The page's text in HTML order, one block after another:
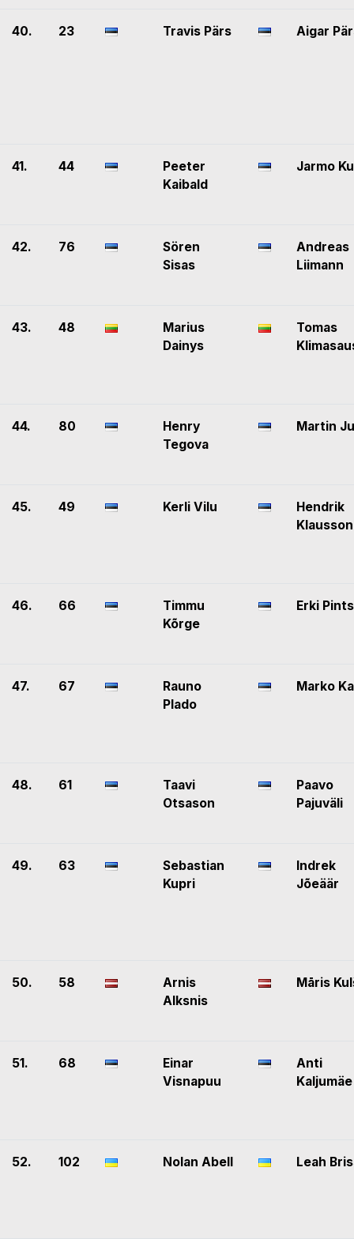
40. 23 Travis Pärs Aigar
41. 44
Peeter
Kaibald
Jarmo
42. 76
Sören
Sisas
Andreas
Liimann
43. 48
Marius
Dainys
Tomas
44. 80
Henry
Tegova
Martin
45. 49 Kerli Vilu
Hendrik
Klausson
46. 66
Timmu
Kõrge
Erki Pints
47. 67
Rauno
Plado
Marko
48. 61
Taavi
Otsason
Paavo
Pajuväli
49. 63
Sebastian
Kupri
Indrek
Jõeäär
50. 58
Arnis
Alksnis
Māris
51. 68
Einar
Visnapuu
Anti
Kaljumäe
52. 102 Nolan Abell Leah